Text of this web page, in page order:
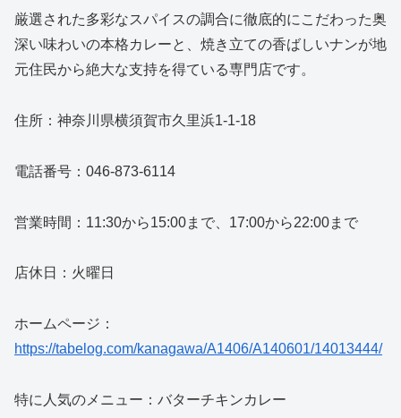
厳選された多彩なスパイスの調合に徹底的にこだわった奥
深い味わいの本格カレーと、焼き立ての香ばしいナンが地
元住民から絶大な支持を得ている専門店です。
住所：神奈川県横須賀市久里浜1-1-18
電話番号：046-873-6114
営業時間：11:30から15:00まで、17:00から22:00まで
店休日：火曜日
ホームページ：
https://tabelog.com/kanagawa/A1406/A140601/14013444/
特に人気のメニュー：バターチキンカレー